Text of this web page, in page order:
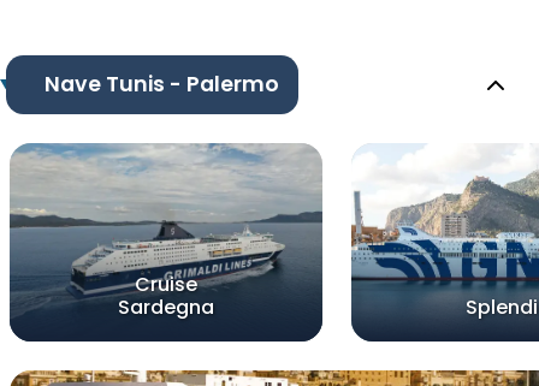
Nave Tunis - Palermo
Cruise
Sardegna